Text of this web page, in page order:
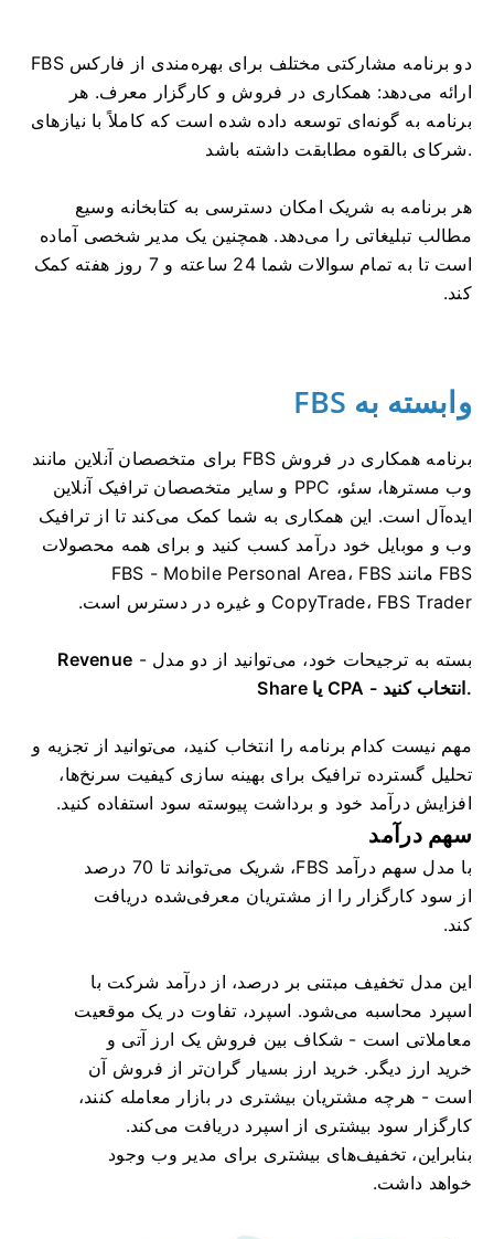
FBS دو برنامه مشارکتی مختلف برای بهره‌مندی از فارکس
ارائه می‌دهد: همکاری در فروش و کارگزار معرف. هر
برنامه به گونه‌ای توسعه داده شده است که کاملاً با نیازهای
شرکای بالقوه مطابقت داشته باشد.
هر برنامه به شریک امکان دسترسی به کتابخانه وسیع
مطالب تبلیغاتی را می‌دهد. همچنین یک مدیر شخصی آماده
است تا به تمام سوالات شما 24 ساعته و 7 روز هفته کمک
کند.
وابسته به FBS
برنامه همکاری در فروش FBS برای متخصصان آنلاین مانند
وب مسترها، سئو، PPC و سایر متخصصان ترافیک آنلاین
ایده‌آل است. این همکاری به شما کمک می‌کند تا از ترافیک
وب و موبایل خود درآمد کسب کنید و برای همه محصولات
FBS مانند FBS - Mobile Personal Area، FBS
CopyTrade، FBS Trader و غیره در دسترس است.
بسته به ترجیحات خود، می‌توانید از دو مدل - Revenue
Share یا CPA - انتخاب کنید.
مهم نیست کدام برنامه را انتخاب کنید، می‌توانید از تجزیه و
تحلیل گسترده ترافیک برای بهینه سازی کیفیت سرنخ‌ها،
افزایش درآمد خود و برداشت پیوسته سود استفاده کنید.
سهم درآمد
با مدل سهم درآمد FBS، شریک می‌تواند تا 70 درصد
از سود کارگزار را از مشتریان معرفی‌شده دریافت
کند.
این مدل تخفیف مبتنی بر درصد، از درآمد شرکت با
اسپرد محاسبه می‌شود. اسپرد، تفاوت در یک موقعیت
معاملاتی است - شکاف بین فروش یک ارز آتی و
خرید ارز دیگر. خرید ارز بسیار گران‌تر از فروش آن
است - هرچه مشتریان بیشتری در بازار معامله کنند،
کارگزار سود بیشتری از اسپرد دریافت می‌کند.
بنابراین، تخفیف‌های بیشتری برای مدیر وب وجود
خواهد داشت.